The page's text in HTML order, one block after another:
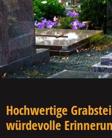
Hochwertige
würdevolle